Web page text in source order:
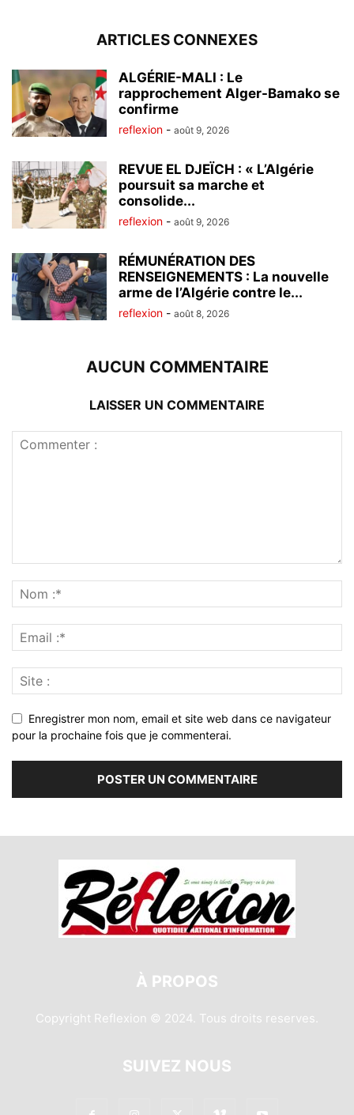
ARTICLES CONNEXES
ALGÉRIE-MALI : Le
rapprochement Alger-Bamako se
confirme
reflexion - août 9, 2026
REVUE EL DJEÏCH : « L’Algérie
poursuit sa marche et
consolide...
reflexion - août 9, 2026
RÉMUNÉRATION DES
RENSEIGNEMENTS : La nouvelle
arme de l’Algérie contre le...
reflexion - août 8, 2026
AUCUN COMMENTAIRE
LAISSER UN COMMENTAIRE
Enregistrer mon nom, email et site web dans ce navigateur
pour la prochaine fois que je commenterai.
À PROPOS
Copyright Reflexion © 2024. Tous droits reserves.
SUIVEZ NOUS